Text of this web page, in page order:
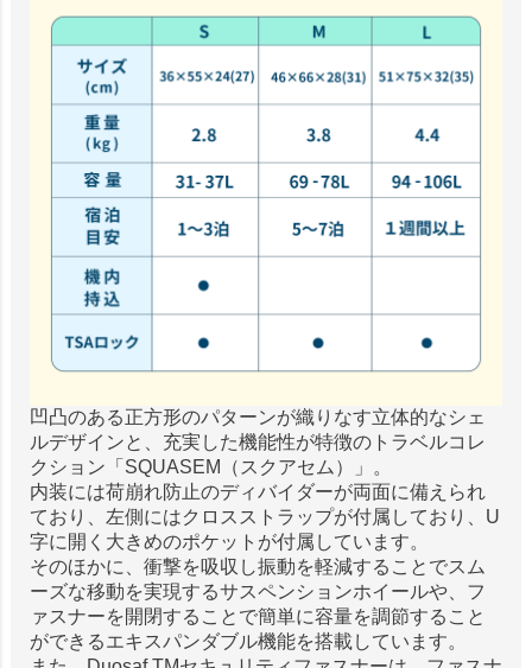
凹凸のある正方形のパターンが織りなす立体的なシェ
ルデザインと、充実した機能性が特徴のトラベルコレ
クション「SQUASEM（スクアセム）」。
内装には荷崩れ防止のディバイダーが両面に備えられ
ており、左側にはクロスストラップが付属しており、U
字に開く大きめのポケットが付属しています。
そのほかに、衝撃を吸収し振動を軽減することでスム
ーズな移動を実現するサスペンションホイールや、フ
ァスナーを開閉することで簡単に容量を調節すること
ができるエキスパンダブル機能を搭載しています。